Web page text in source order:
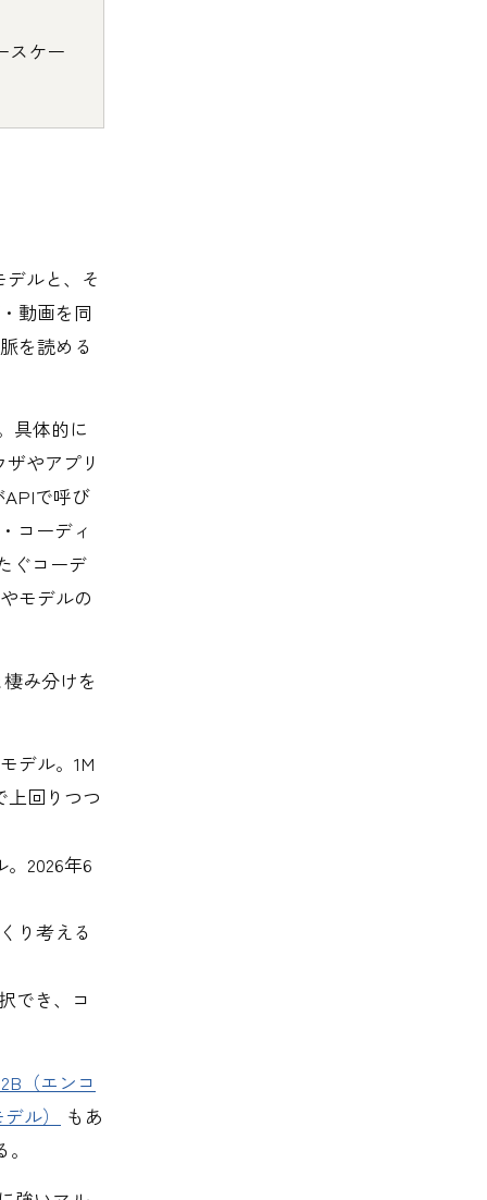
スケー
デルと、そ
動画を同
を読める
具体的に
やアプリ
APIで呼び
コーディ
ぐコーデ
モデルの
み分けを
デル。1M
上回りつつ
2026年6
り考える
でき、コ
（エンコ
ル）
もあ